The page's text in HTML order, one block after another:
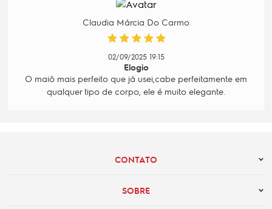
Claudia Márcia Do Carmo
02/09/2025 19:15
Elogio
O maiô mais perfeito que já usei,cabe perfeitamente em
qualquer tipo de corpo, ele é muito elegante.
CONTATO
SOBRE